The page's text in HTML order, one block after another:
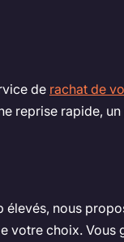
de rachat de
reprise rapide,
nous
choix.